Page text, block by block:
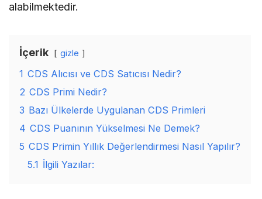
alabilmektedir.
İçerik gizle
1 CDS Alıcısı ve CDS Satıcısı Nedir?
2 CDS Primi Nedir?
3 Bazı Ülkelerde Uygulanan CDS Primleri
4 CDS Puanının Yükselmesi Ne Demek?
5 CDS Primin Yıllık Değerlendirmesi Nasıl Yapılır?
5.1 İlgili Yazılar: